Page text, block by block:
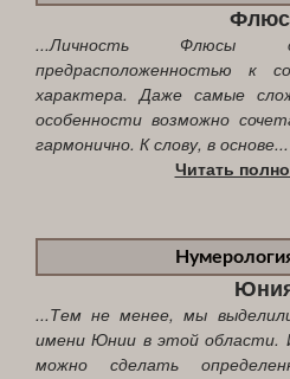
...Личность Флюсы
предрасположенностью к
характера. Даже самые
особенности возможно
гармонично. К слову, в основе...
Читать
...Тем не менее, мы
имени Юнии в этой области.
можно сделать